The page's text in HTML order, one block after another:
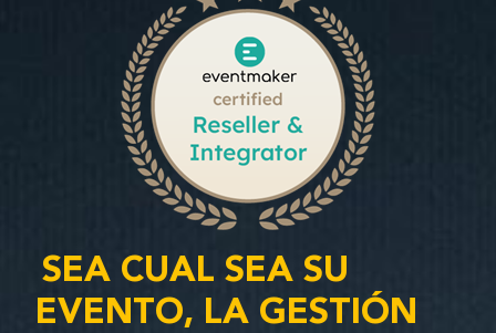
SEA CUAL SEA SU
EVENTO, LA GESTIÓN